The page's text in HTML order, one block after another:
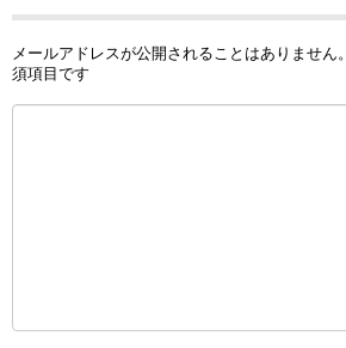
メールアドレスが公開されることはありません。
須項目です